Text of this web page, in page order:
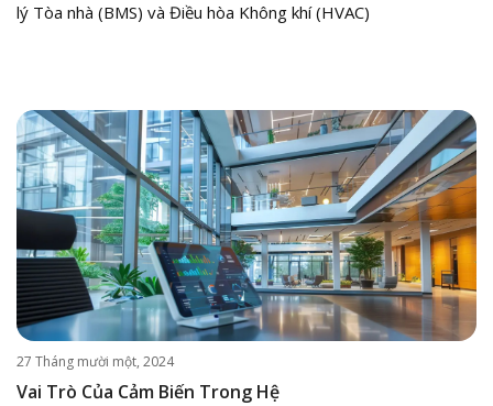
lý Tòa nhà (BMS) và Điều hòa Không khí (HVAC)
27 Tháng mười một, 2024
Vai Trò Của Cảm Biến Trong Hệ